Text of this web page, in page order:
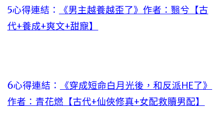
5心得連結：
《男主越養越歪了》作者：翳兮【古
代+養成+爽文+甜寵】
6心得連結：
《穿成短命白月光後，和反派HE了》
作者：青花燃【古代+仙俠修真+女配救贖男配】